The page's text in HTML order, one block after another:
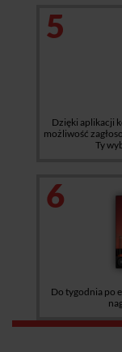
5
Dzięki aplikacji
możliwość
Ty
6
Do tygodnia po